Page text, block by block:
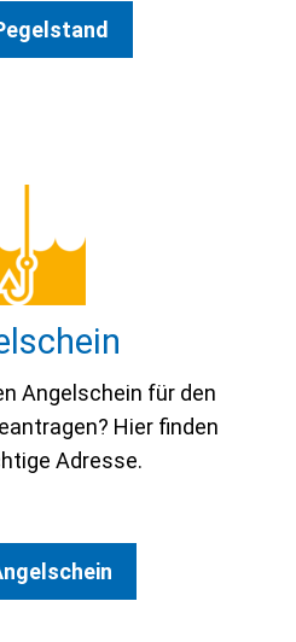
Angelschein für den
Hier finden
Adresse.